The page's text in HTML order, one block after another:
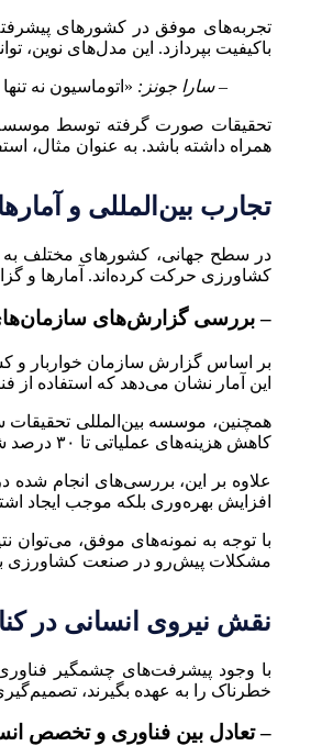
تجربه‌های موفق در کشورهای
باکیفیت بپردازد. این مدل‌های نوین،
– سارا جونز: «اتوماسیون نه
همراه داشته باشد. به عنوان مثال،
تجارب بین‌المللی و
در سطح جهانی، کشورهای مختلف به
کشاورزی حرکت کرده‌اند. آمارها و
– بررسی گزارش‌های
این آمار نشان می‌دهد که استفاده
کاهش هزینه‌های عملیاتی تا ۳۰ درصد شود. این داده‌ها بر اهمیت این فناوری‌ها در بهبود عملکرد اقتصادی و افزایش سودآوری در صنعت کشاورزی تأکید دارند.
علاوه بر این، بررسی‌های انجام شده
افزایش بهره‌وری بلکه موجب ایجاد
با توجه به نمونه‌های موفق، می‌توان
مشکلات پیش‌رو در صنعت کشاورزی
نقش نیروی انسانی در
با وجود پیشرفت‌های چشمگیر
خطرناک را به عهده بگیرند،
– تعادل بین فناوری و تخصص